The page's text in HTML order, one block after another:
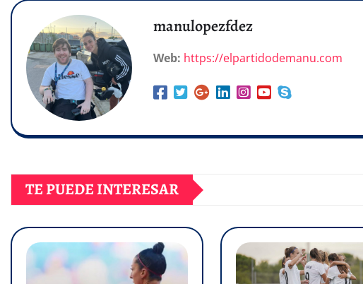
manulopezfdez
Web: https://elpartidodemanu.com
TE PUEDE INTERESAR